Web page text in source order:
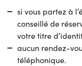
si vous partez à
conseillé de
votre titre
aucun rendez-
téléphonique.